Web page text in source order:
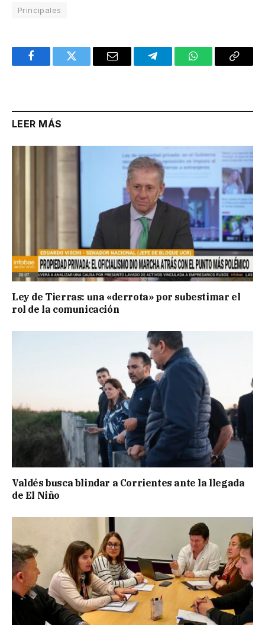
Principales
FacebookTwitter Email TelegramWhatsAppCopy
LEER MÁS
Ley de Tierras: una «derrota» por subestimar el
rol de la comunicación
Valdés busca blindar a Corrientes ante la llegada
de El Niño